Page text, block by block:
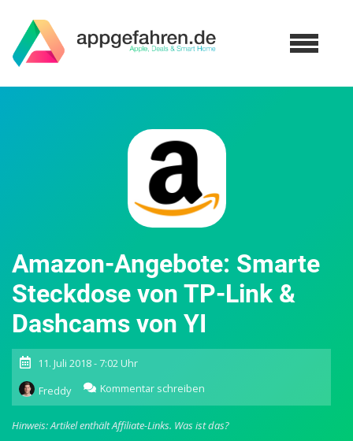
Amazon-Angebote: Smarte
Steckdose von TP-Link &
Dashcams von YI
11. Juli 2018 - 7:02 Uhr
Freddy
Kommentar schreiben
Amazon-
Angebote:
Smarte
Hinweis: Artikel enthält Affiliate-Links. Was ist das?